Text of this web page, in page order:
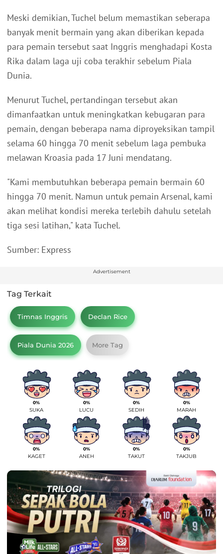
Meski demikian, Tuchel belum memastikan seberapa
banyak menit bermain yang akan diberikan kepada
para pemain tersebut saat Inggris menghadapi Kosta
Rika dalam laga uji coba terakhir sebelum Piala
Dunia.
Menurut Tuchel, pertandingan tersebut akan
dimanfaatkan untuk meningkatkan kebugaran para
pemain, dengan beberapa nama diproyeksikan tampil
selama 60 hingga 70 menit sebelum laga pembuka
melawan Kroasia pada 17 Juni mendatang.
"Kami membutuhkan beberapa pemain bermain 60
hingga 70 menit. Namun untuk pemain Arsenal, kami
akan melihat kondisi mereka terlebih dahulu setelah
tiga sesi latihan," kata Tuchel.
Sumber: Express
Advertisement
Tag Terkait
Timnas Inggris Declan Rice
Piala Dunia 2026 More Tag
0%
SUKA
0%
LUCU
0%
SEDIH
0%
MARAH
0%
KAGET
0%
ANEH
0%
TAKUT
0%
TAKJUB